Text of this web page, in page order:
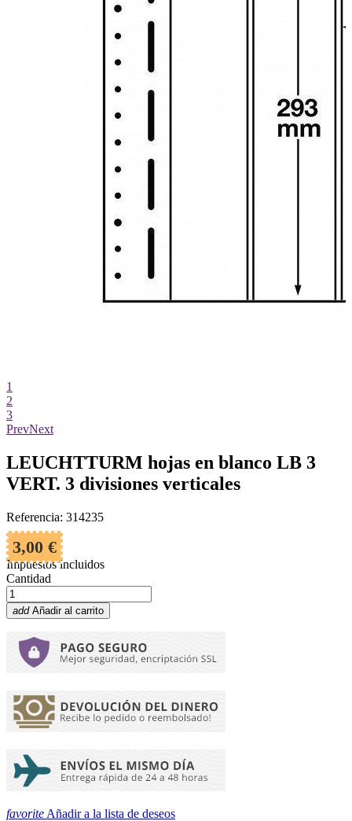
1
2
3
PrevNext
LEUCHTTURM hojas en blanco LB 3
VERT. 3 divisiones verticales
Referencia: 314235
3,00 €
Impuestos incluidos
Cantidad
add Añadir al carrito
favorite Añadir a la lista de deseos